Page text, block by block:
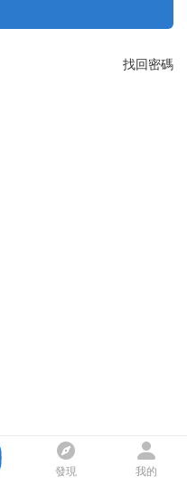
找回密碼
發現 我的